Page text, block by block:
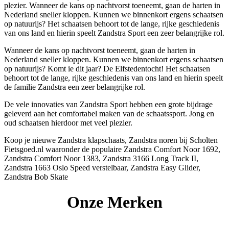
plezier. Wanneer de kans op nachtvorst toeneemt, gaan de harten in
Nederland sneller kloppen. Kunnen we binnenkort ergens schaatsen
op natuurijs? Het schaatsen behoort tot de lange, rijke geschiedenis
van ons land en hierin speelt Zandstra Sport een zeer belangrijke rol.
Wanneer de kans op nachtvorst toeneemt, gaan de harten in
Nederland sneller kloppen. Kunnen we binnenkort ergens schaatsen
op natuurijs? Komt ie dit jaar? De Elfstedentocht! Het schaatsen
behoort tot de lange, rijke geschiedenis van ons land en hierin speelt
de familie Zandstra een zeer belangrijke rol.
De vele innovaties van Zandstra Sport hebben een grote bijdrage
geleverd aan het comfortabel maken van de schaatssport. Jong en
oud schaatsen hierdoor met veel plezier.
Koop je nieuwe Zandstra klapschaats, Zandstra noren bij Scholten
Fietsgoed.nl waaronder de populaire Zandstra Comfort Noor 1692,
Zandstra Comfort Noor 1383, Zandstra 3166 Long Track II,
Zandstra 1663 Oslo Speed verstelbaar, Zandstra Easy Glider,
Zandstra Bob Skate
Onze Merken